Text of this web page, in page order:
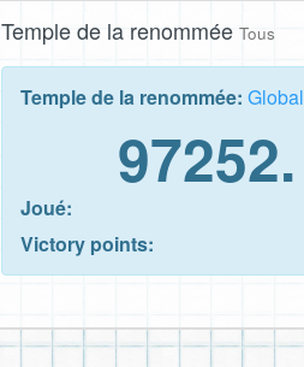
Temple de la renommée Tous
Temple de la renommée: Global
97252.
Joué:
Victory points: